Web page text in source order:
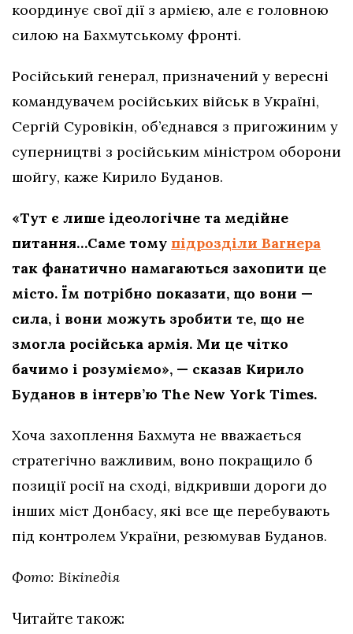
координує свої дії з армією, але є головною
силою на Бахмутському фронті.
Російський генерал, призначений у вересні
командувачем російських військ в Україні,
Сергій Суровікін, об’єднався з пригожиним у
суперництві з російським міністром оборони
шойгу, каже Кирило Буданов.
«Тут є лише ідеологічне та медійне
питання…Саме тому підрозділи Вагнера
так фанатично намагаються захопити це
місто. Їм потрібно показати, що вони —
сила, і вони можуть зробити те, що не
змогла російська армія. Ми це чітко
бачимо і розуміємо», — сказав Кирило
Буданов в інтерв’ю The New York Times.
Хоча захоплення Бахмута не вважається
стратегічно важливим, воно покращило б
позиції росії на сході, відкривши дороги до
інших міст Донбасу, які все ще перебувають
під контролем України, резюмував Буданов.
Фото: Вікіпедія
Читайте також: